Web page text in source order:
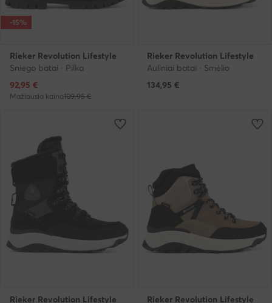
-15%
Rieker Revolution Lifestyle
Sniego batai · Pilka
Dabartinė kaina
92,95 €
Mažiausia kaina109,95 €
Rieker Revolution Lifestyle
Auliniai batai · Smėlio
134,95 €
Rieker Revolution Lifestyle Rieker Revolution Lifestyle